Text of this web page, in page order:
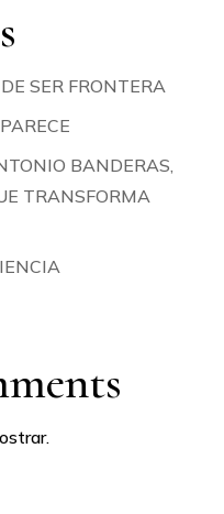
SER FRONTERA
BANDERAS,
TRANSFORMA